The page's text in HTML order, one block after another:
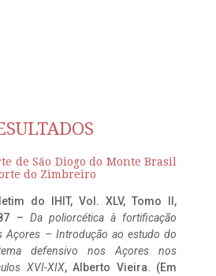
de São Diogo do Monte Brasil
do Zimbreiro
do IHIT, Vol. XLV, Tomo II,
– Da poliorcética à fortificação
Açores – Introdução ao estudo do
defensivo nos Açores nos
XVI-XIX, Alberto Vieira. (Em